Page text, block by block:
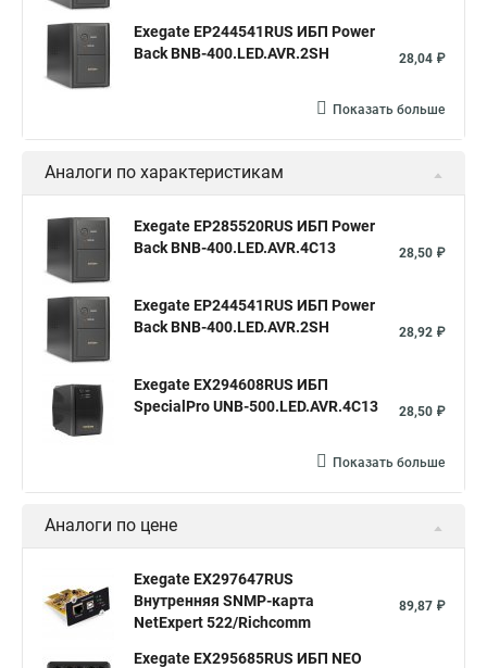
Exegate EP244541RUS ИБП Power
Back BNB-400.LED.AVR.2SH
28,04 ₽
Показать больше
Аналоги по характеристикам
Exegate EP285520RUS ИБП Power
Back BNB-400.LED.AVR.4C13
28,50 ₽
Exegate EP244541RUS ИБП Power
Back BNB-400.LED.AVR.2SH
28,92 ₽
Exegate EX294608RUS ИБП
SpecialPro UNB-500.LED.AVR.4C13
28,50 ₽
Показать больше
Аналоги по цене
Exegate EX297647RUS
Внутренняя SNMP-карта
NetExpert 522/Richcomm
89,87 ₽
Exegate EX295685RUS ИБП NEO